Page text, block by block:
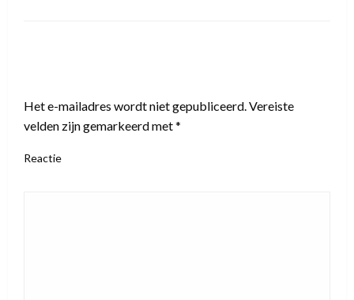
Het e-mailadres wordt niet gepubliceerd. Vereiste
velden zijn gemarkeerd met*
Reactie